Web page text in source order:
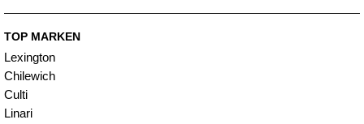
TOP MARKEN
Lexington
Chilewich
Culti
Linari